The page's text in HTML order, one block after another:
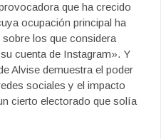
que ha crecido
ocupación principal ha
los que considera
cuenta de Instagram». Y
Alvise demuestra el poder
sociales y el impacto
cierto electorado que solía